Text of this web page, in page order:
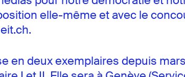
elle-même et avec le
en deux exemplaires depuis